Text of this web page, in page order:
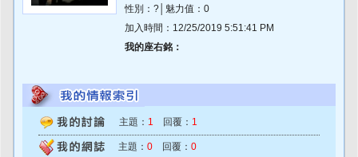
性別：?│魅力值：0
加入時間：12/25/2019 5:51:41 PM
我的座右銘：
主題： 1 回覆： 1
主題： 0 回覆： 0